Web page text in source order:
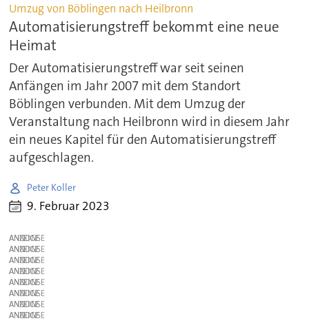
Umzug von Böblingen nach Heilbronn
Automatisierungstreff bekommt eine neue
Heimat
Der Automatisierungstreff war seit seinen
Anfängen im Jahr 2007 mit dem Standort
Böblingen verbunden. Mit dem Umzug der
Veranstaltung nach Heilbronn wird in diesem Jahr
ein neues Kapitel für den Automatisierungstreff
aufgeschlagen.
Peter Koller
9. Februar 2023
ANZEIGE
ANZEIGE
ANZEIGE
ANZEIGE
ANZEIGE
ANZEIGE
ANZEIGE
ANZEIGE